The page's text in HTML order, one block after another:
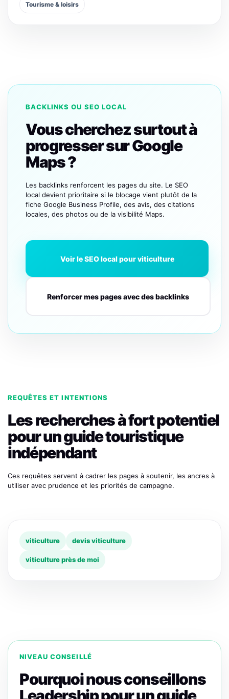
Tourisme & loisirs
BACKLINKS OU SEO LOCAL
Vous cherchez surtout à
progresser sur Google
Maps ?
Les backlinks renforcent les pages du site. Le SEO
local devient prioritaire si le blocage vient plutôt de la
fiche Google Business Profile, des avis, des citations
locales, des photos ou de la visibilité Maps.
Voir le SEO local pour viticulture
Renforcer mes pages avec des backlinks
REQUÊTES ET INTENTIONS
Les recherches à fort potentiel
pour un guide touristique
indépendant
Ces requêtes servent à cadrer les pages à soutenir, les ancres à
utiliser avec prudence et les priorités de campagne.
viticulture devis viticulture
viticulture près de moi
NIVEAU CONSEILLÉ
Pourquoi nous conseillons